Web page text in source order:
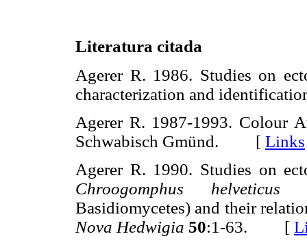
Literatura citada
Agerer R. 1986. Studies on
characterization and
Agerer R. 1987-1993. Colour
Schwabisch Gmünd. [ Links
Agerer R. 1990. Studies on
Chroogomphus helveticus
Basidiomycetes) and their
Nova Hedwigia 50:1-63. [